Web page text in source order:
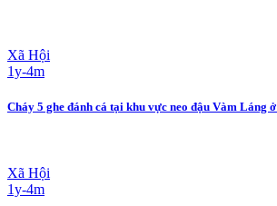
Xã Hội
1y-4m
Cháy 5 ghe đánh cá tại khu vực neo đậu Vàm Láng
Xã Hội
1y-4m